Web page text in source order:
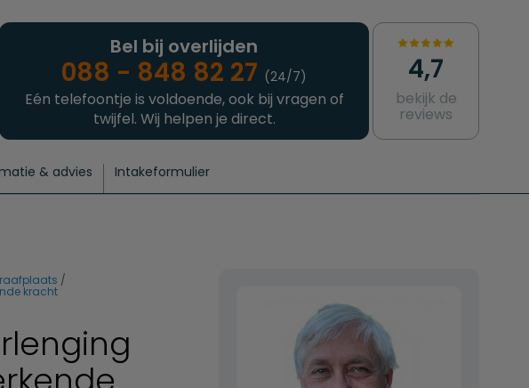
Bel bij overlijden
088 - 848 82 27 (24/7)
Eén telefoontje is voldoende, ook bij vragen of
twijfel. Wij helpen je direct.
4,7
bekijk de
reviews
& advies Intakeformulier
kracht